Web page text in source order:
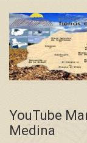
YouTube
Medina